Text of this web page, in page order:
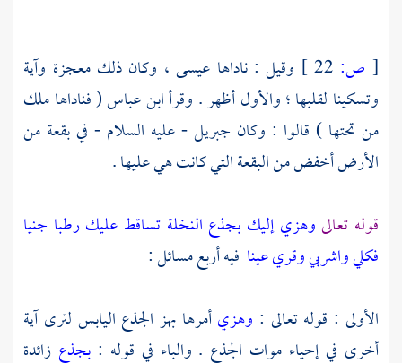
[ ص: وقيل : ناداها عيسى ، وكان ذلك معجزة وآية
وتسكينا لقلبها ؛ والأول أظهر . وقرأابن عباس( فناداها ملك
من تحتها ) قالوا : وكان جبريل- عليه السلام - في بقعة من
الأرض أخفض من البقعة التي كانت هي عليها .
قوله تعالىوهزي إليك بجذع النخلة تساقط عليك رطبا جنيا
فكلي واشربي وقري عينا فيه أربع مسائل :
الأولى : قوله تعالى : وهزيأمرها بهز الجذع اليابس لترى آية
أخرى في إحياء موات الجذع . والباء في قوله : بجذع زائدة